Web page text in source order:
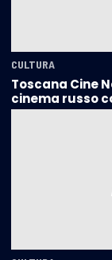
CULTURA
Toscana Cine
cinema russo